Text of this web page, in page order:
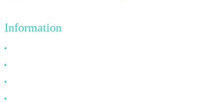
Information